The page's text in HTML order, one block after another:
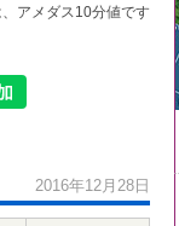
アメダス10分値です
2016年12月28日